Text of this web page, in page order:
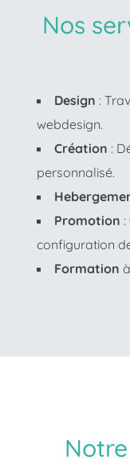
Nos
Design :
webdesign.
Création :
personnalisé.
Promotion
configuration
Formation